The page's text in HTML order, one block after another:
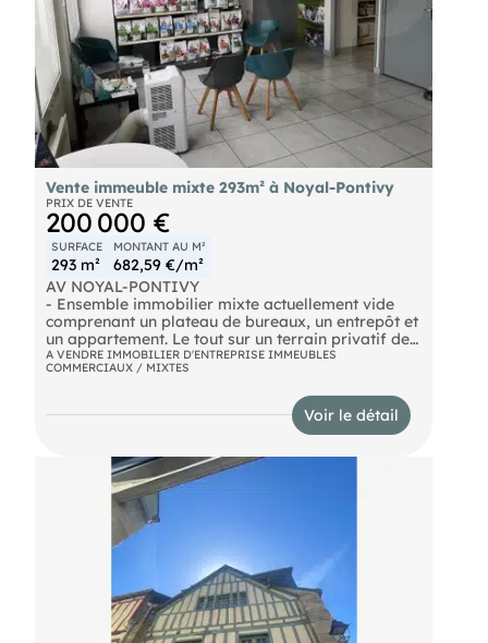
Vente immeuble mixte 293m² à Noyal-Pontivy
PRIX DE VENTE
200 000 €
SURFACE
293 m²
MONTANT AU M²
682,59 €/m²
AV NOYAL-PONTIVY
- Ensemble immobilier mixte actuellement vide
comprenant un plateau de bureaux, un entrepôt et
un appartement. Le tout sur un terrain privatif de
472m² avec places de stationnements privatives.
Plateau de bureaux au RDC de 98m²
Un appartement de Type 3 60m² (salon/cuisine, 2
Idéal PME pour exploitation ou Investisseur, prix
et conditions, nous consulter.
A VENDRE IMMOBILIER D'ENTREPRISE IMMEUBLES
COMMERCIAUX / MIXTES
Voir le détail